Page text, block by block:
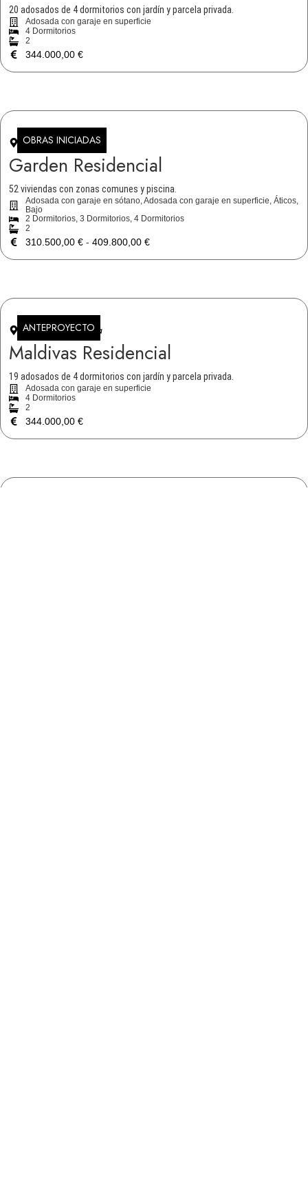
20 adosados de 4 dormitorios con jardín y parcela privada.
Adosada con garaje en superficie
4 Dormitorios
2
344.000,00 €
Jerez De La Frontera
Garden Residencial
52 viviendas con zonas comunes y piscina.
Adosada con garaje en sótano, Adosada con garaje en superficie, Áticos,
Bajo
OBRAS INICIADAS
2 Dormitorios, 3 Dormitorios, 4 Dormitorios
2
310.500,00 € - 409.800,00 €
Jerez De La Frontera
Maldivas Residencial
19 adosados de 4 dormitorios con jardín y parcela privada.
Adosada con garaje en superficie
ANTEPROYECTO
4 Dormitorios
2
344.000,00 €